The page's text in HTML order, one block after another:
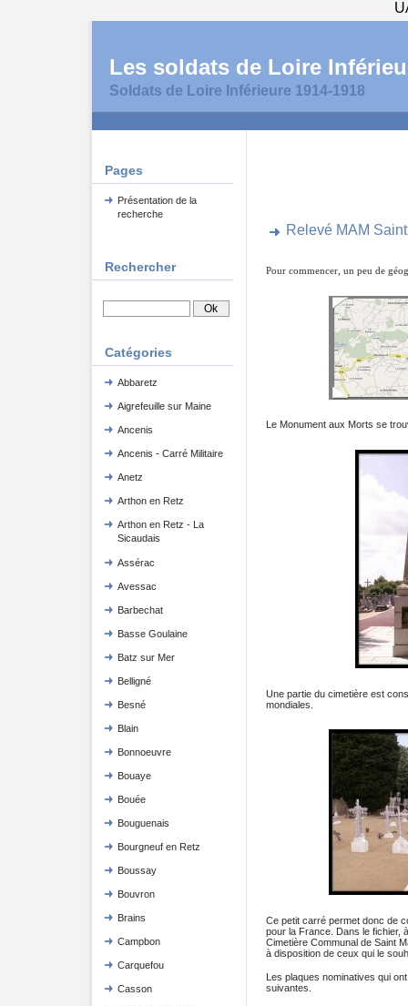
Les soldats de Loire
Soldats de Loire Inférieure 1914-1918
Pages
Présentation de la
recherche
Rechercher
Catégories
Abbaretz
Aigrefeuille sur Maine
Ancenis
Ancenis - Carré Militaire
Anetz
Arthon en Retz
Arthon en Retz - La
Sicaudais
Assérac
Avessac
Barbechat
Basse Goulaine
Batz sur Mer
Belligné
Besné
Blain
Bonnoeuvre
Bouaye
Bouée
Bouguenais
Bourgneuf en Retz
Boussay
Bouvron
Brains
Campbon
Carquefou
Casson
Relevé MAM
Pour commencer, un peu de
Le Monument aux Morts se
Une partie du cimetière est
mondiales.
Ce petit carré permet donc de
pour la France. Dans le fichier,
Cimetière Communal de Saint
à disposition de ceux qui le
Les plaques nominatives qui
suivantes.